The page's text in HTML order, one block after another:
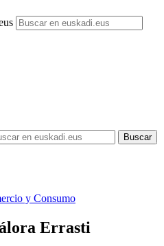
y Consumo
Errasti